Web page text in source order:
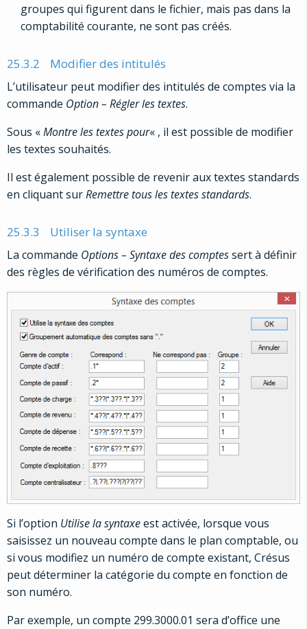
groupes qui figurent dans le fichier, mais pas dans la
comptabilité courante, ne sont pas créés.
25.3.2 Modifier des intitulés
L’utilisateur peut modifier des intitulés de comptes via la
commande Option – Régler les textes.
Sous «Montre les textes pour« , il est possible de modifier
les textes souhaités.
Il est également possible de revenir aux textes standards
en cliquant surRemettre tous les textes standards.
25.3.3 Utiliser la syntaxe
La commande Options – Syntaxe des comptessert à définir
des règles de vérification des numéros de comptes.
Si l’option Utilise la syntaxeest activée, lorsque vous
saisissez un nouveau compte dans le plan comptable, ou
si vous modifiez un numéro de compte existant, Crésus
peut déterminer la catégorie du compte en fonction de
son numéro.
Par exemple, un compte 299.3000.01 sera d’office une